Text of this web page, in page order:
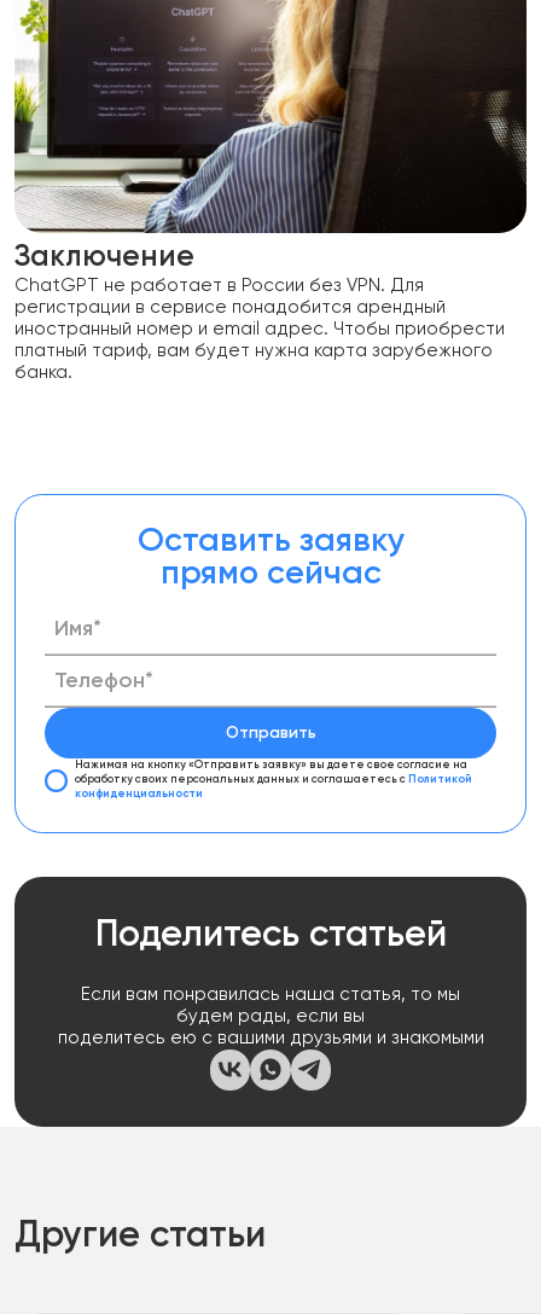
Заключение
ChatGPT не работает в России без VPN. Для
регистрации в сервисе понадобится арендный
иностранный номер и email адрес. Чтобы приобрести
платный тариф, вам будет нужна карта зарубежного
банка.
Оставить заявку
прямо сейчас
Отправить
Нажимая на кнопку «Отправить заявку» вы даете свое согласие на
обработку своих персональных данных и соглашаетесь с Политикой
конфиденциальности
Поделитесь статьей
Если вам понравилась наша статья, то мы
будем рады, если вы
поделитесь ею с вашими друзьями и знакомыми
Другие статьи